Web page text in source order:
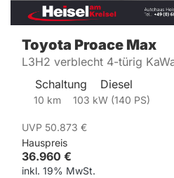
Toyota Proace Max
L3H2 verblecht 4-türig
Schaltung
Diesel
10 km 103 kW (140 PS)
UVP 50.873 €
Hauspreis
36.960 €
inkl. 19% MwSt.